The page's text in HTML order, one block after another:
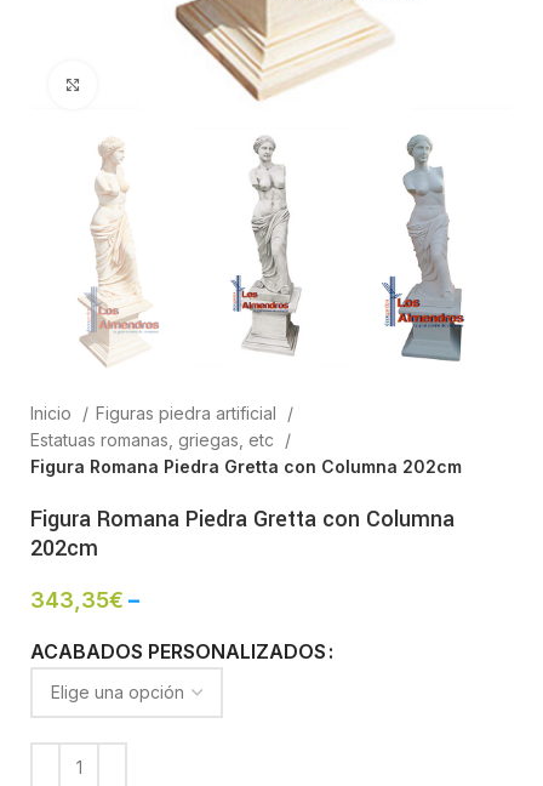
Inicio
Figuras piedra artificial
Estatuas romanas, griegas, etc
Figura Romana Piedra Gretta con Columna 202cm
Figura Romana Piedra Gretta con Columna
202cm
343,35€ –
ACABADOS PERSONALIZADOS